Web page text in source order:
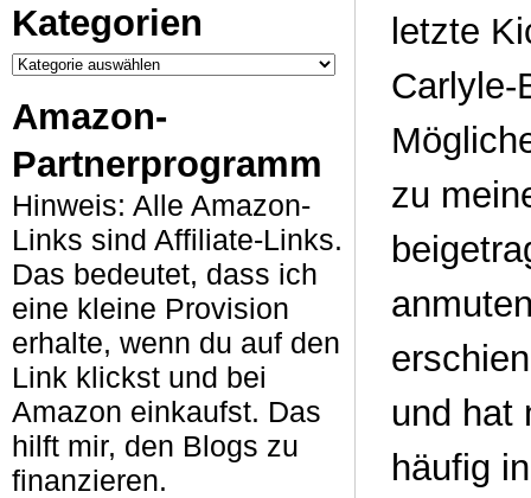
Kategorien
Kategorien
Amazon-
Partnerprogramm
Hinweis: Alle Amazon-
Links sind Affiliate-Links.
Das bedeutet, dass ich
eine kleine Provision
erhalte, wenn du auf den
Link klickst und bei
Amazon einkaufst. Das
hilft mir, den Blogs zu
finanzieren.
letzte
Carlyle-
zu
und hat
häufig